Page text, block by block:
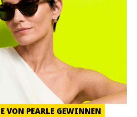
VON PEARLE GEWINNEN